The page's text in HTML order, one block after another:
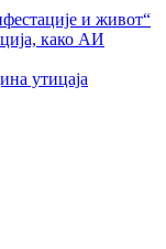
и живот“
како АИ
утицаја